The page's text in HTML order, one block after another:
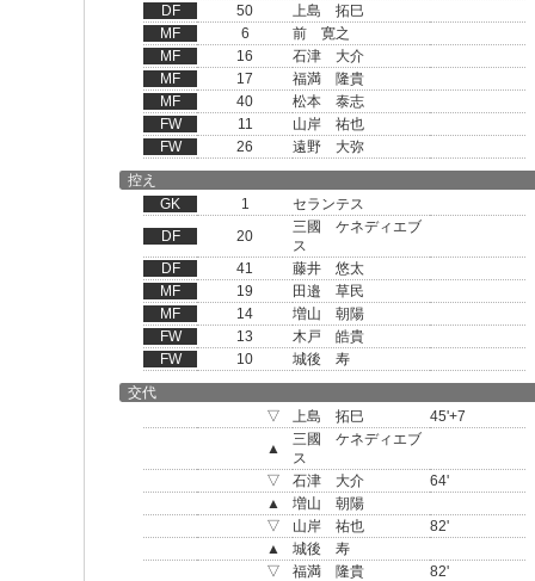
DF
50
上島 拓巳
MF
6
前 寛之
MF
16
石津 大介
MF
17
福満 隆貴
MF
40
松本 泰志
FW
11
山岸 祐也
FW
26
遠野 大弥
控え
GK
1
セランテス
DF
20
三國 ケネディエブ
ス
DF
41
藤井 悠太
MF
19
田邉 草民
MF
14
増山 朝陽
FW
13
木戸 皓貴
FW
10
城後 寿
交代
▽
上島 拓巳
45'+7
▲
三國 ケネディエブ
ス
▽
石津 大介
64'
▲
増山 朝陽
▽
山岸 祐也
82'
▲
城後 寿
▽
福満 隆貴
82'